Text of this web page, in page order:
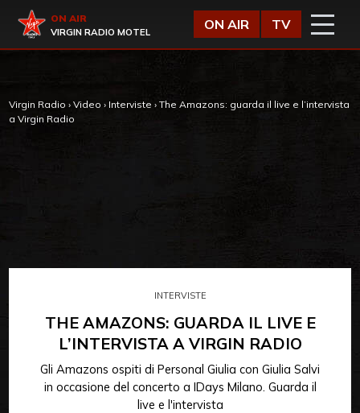
Virgin Radio
ON AIR
VIRGIN RADIO MOTEL
ON AIR TV
Virgin Radio › Video › Interviste › The Amazons: guarda il live e l’intervista
a Virgin Radio
INTERVISTE
THE AMAZONS: GUARDA IL LIVE E
L’INTERVISTA A VIRGIN RADIO
Gli Amazons ospiti di Personal Giulia con Giulia Salvi
in occasione del concerto a IDays Milano. Guarda il
live e l'intervista